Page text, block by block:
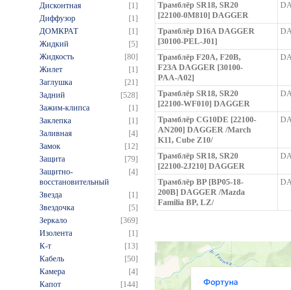
Дисконтная
[1]
Диффузор
[1]
ДОМКРАТ
[1]
Жидкий
[5]
Жидкость
[80]
Жилет
[1]
Заглушка
[21]
Задний
[528]
Зажим-клипса
[1]
Заклепка
[1]
Заливная
[4]
Замок
[12]
Защита
[79]
Защитно-
восстановительный
[4]
Звезда
[1]
Звездочка
[5]
Зеркало
[369]
Изолента
[1]
К-т
[13]
Кабель
[50]
Камера
[4]
Капот
[144]
Трамблёр SR18, SR20
[22100-0M810] DAGGER
Трамблёр D16A DAGGER
[30100-PEL-J01]
Трамблёр F20A, F20B,
F23A DAGGER [30100-
PAA-A02]
Трамблёр SR18, SR20
[22100-WF010] DAGGER
Трамблёр CG10DE [22100-
AN200] DAGGER /March
K11, Cube Z10/
Трамблёр SR18, SR20
[22100-2J210] DAGGER
Трамблёр BP [BP05-18-
200B] DAGGER /Mazda
Familia BP, LZ/